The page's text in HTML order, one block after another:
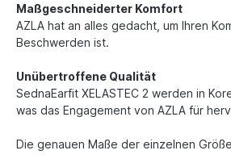
Maßgeschneiderter Komfort
AZLA hat an alles gedacht, um Ihren
Beschwerden ist.
Unübertroffene Qualität
SednaEarfit XELASTEC 2 werden in
was das Engagement von AZLA für
Die genauen Maße der einzelnen